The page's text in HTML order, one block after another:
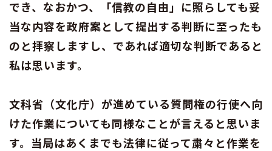
でき、なおかつ、「信教の自由」に照らしても妥
当な内容を政府案として提出する判断に至ったも
のと拝察しますし、であれば適切な判断であると
私は思います。
文科省（文化庁）が進めている質問権の行使へ向
けた作業についても同様なことが言えると思いま
す。当局はあくまでも法律に従って粛々と作業を